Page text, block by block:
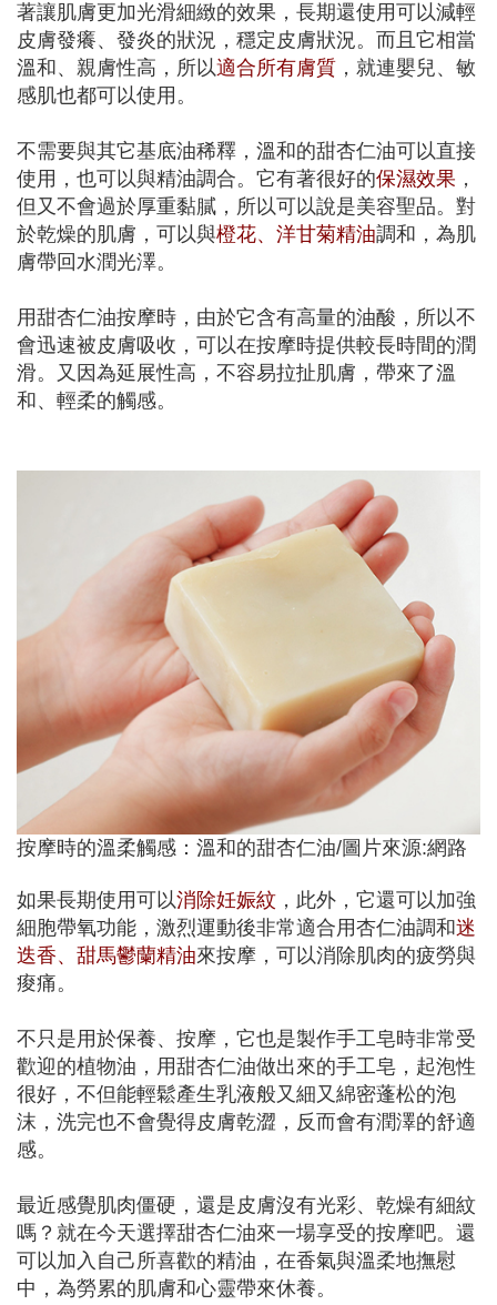
著讓肌膚更加光滑細緻的效果，長期還使用可以減輕
皮膚發癢、發炎的狀況，穩定皮膚狀況。而且它相當
溫和、親膚性高，所以適合所有膚質 ，就連嬰兒、敏
感肌也都可以使用。
不需要與其它基底油稀釋，溫和的甜杏仁油可以直接
使用，也可以與精油調合。它有著很好的保濕效果 ，
但又不會過於厚重黏膩，所以可以說是美容聖品。對
於乾燥的肌膚，可以與橙花、洋甘菊精油調和，為肌
膚帶回水潤光澤。
用甜杏仁油按摩時，由於它含有高量的油酸，所以不
會迅速被皮膚吸收，可以在按摩時提供較長時間的潤
滑。又因為延展性高，不容易拉扯肌膚，帶來了溫
和、輕柔的觸感。
按摩時的溫柔觸感：溫和的甜杏仁油/圖片來源:網路
如果長期使用可以消除妊娠紋 ，此外，它還可以加強
細胞帶氧功能，激烈運動後非常適合用杏仁油調和迷
迭香、甜馬鬱蘭精油來按摩，可以消除肌肉的疲勞與
痠痛。
不只是用於保養、按摩，它也是製作手工皂時非常受
歡迎的植物油，用甜杏仁油做出來的手工皂，起泡性
很好，不但能輕鬆產生乳液般又細又綿密蓬松的泡
沫，洗完也不會覺得皮膚乾澀，反而會有潤澤的舒適
感。
最近感覺肌肉僵硬，還是皮膚沒有光彩、乾燥有細紋
嗎？就在今天選擇甜杏仁油來一場享受的按摩吧。還
可以加入自己所喜歡的精油，在香氣與溫柔地撫慰
中，為勞累的肌膚和心靈帶來休養。